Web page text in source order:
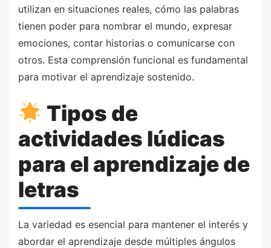
utilizan en situaciones reales, cómo las palabras
tienen poder para nombrar el mundo, expresar
emociones, contar historias o comunicarse con
otros. Esta comprensión funcional es fundamental
para motivar el aprendizaje sostenido.
Tipos de
actividades lúdicas
para el aprendizaje de
letras
La variedad es esencial para mantener el interés y
abordar el aprendizaje desde múltiples ángulos